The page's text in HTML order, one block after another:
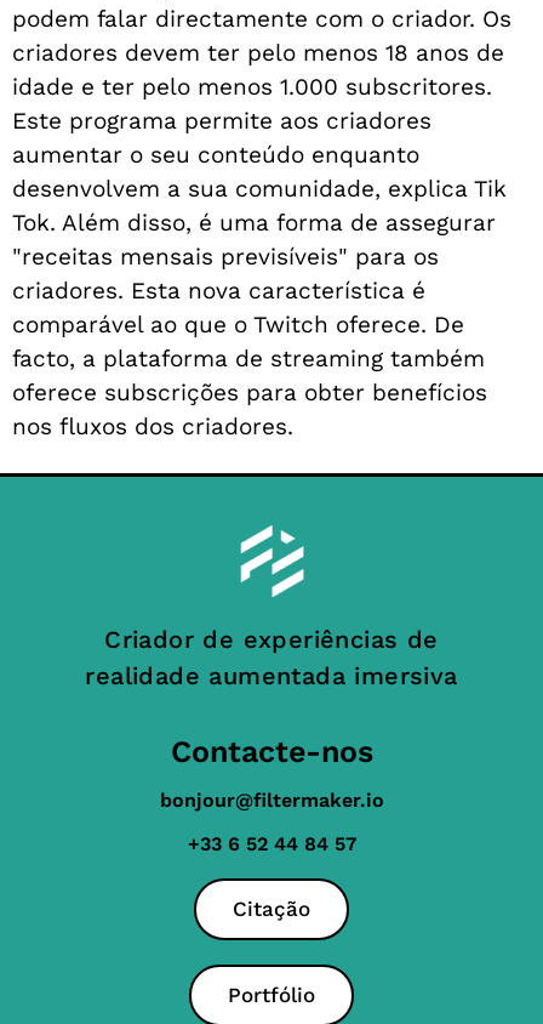
podem falar directamente com o criador. Os
criadores devem ter pelo menos 18 anos de
idade e ter pelo menos 1.000 subscritores.
Este programa permite aos criadores
aumentar o seu conteúdo enquanto
desenvolvem a sua comunidade, explica Tik
Tok. Além disso, é uma forma de assegurar
"receitas mensais previsíveis" para os
criadores. Esta nova característica é
comparável ao que o Twitch oferece. De
facto, a plataforma de streaming também
oferece subscrições para obter benefícios
nos fluxos dos criadores.
Criador de experiências de
realidade aumentada imersiva
Contacte-nos
bonjour@filtermaker.io
+33 6 52 44 84 57
Citação
Portfólio